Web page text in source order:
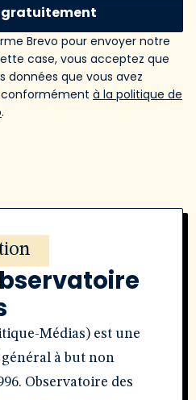
gratuitement
Brevo pour envoyer notre
case, vous acceptez que
données que vous avez
à la politique de
.
Médias) est une
à but non
Observatoire des